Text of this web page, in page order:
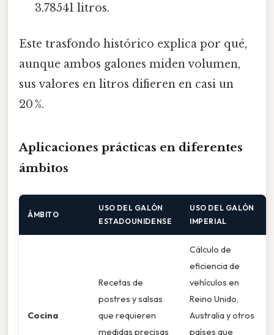
3.78541 litros.
Este trasfondo histórico explica por qué,
aunque ambos galones miden volumen,
sus valores en litros difieren en casi un
20 %.
Aplicaciones prácticas en diferentes
ámbitos
ÁMBITO
USO DEL GALÓN
ESTADOUNIDENSE
USO DEL GALÓN
IMPERIAL
Cocina
Recetas de
postres y salsas
que requieren
medidas precisas
Cálculo de
eficiencia de
vehículos en
Reino Unido,
Australia y otros
países que